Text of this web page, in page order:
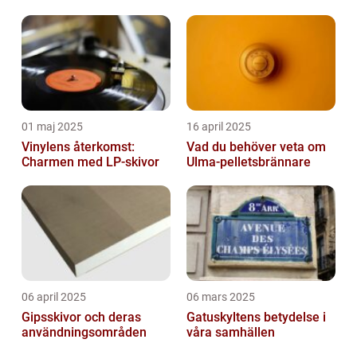
01 maj 2025
Vinylens återkomst:
Charmen med LP-skivor
16 april 2025
Vad du behöver veta om
Ulma-pelletsbrännare
06 april 2025
Gipsskivor och deras
användningsområden
06 mars 2025
Gatuskyltens betydelse i
våra samhällen